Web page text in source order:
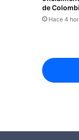
de
Hace 4